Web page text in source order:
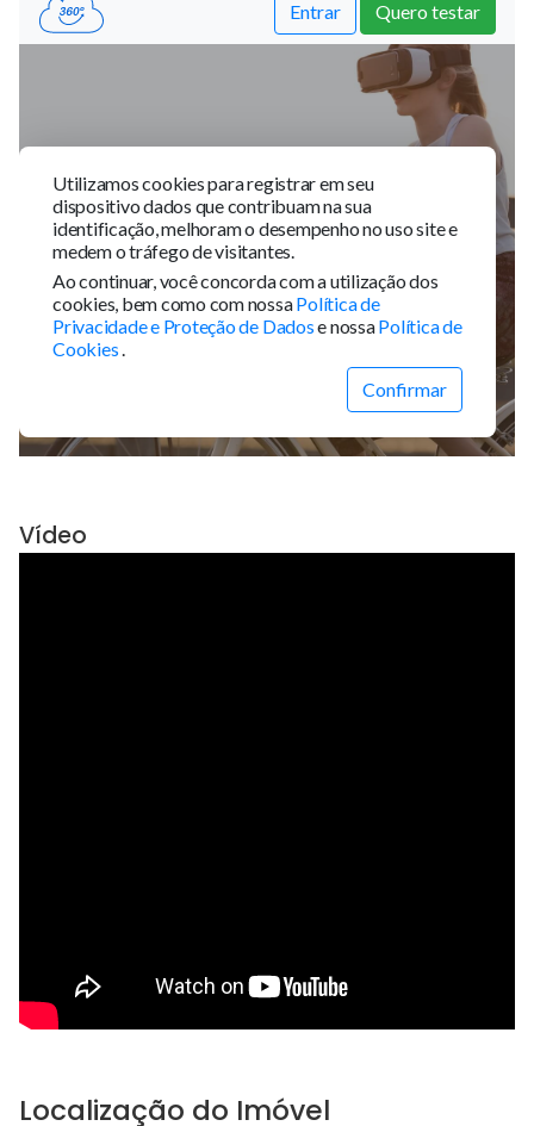
Vídeo
Localização do Imóvel